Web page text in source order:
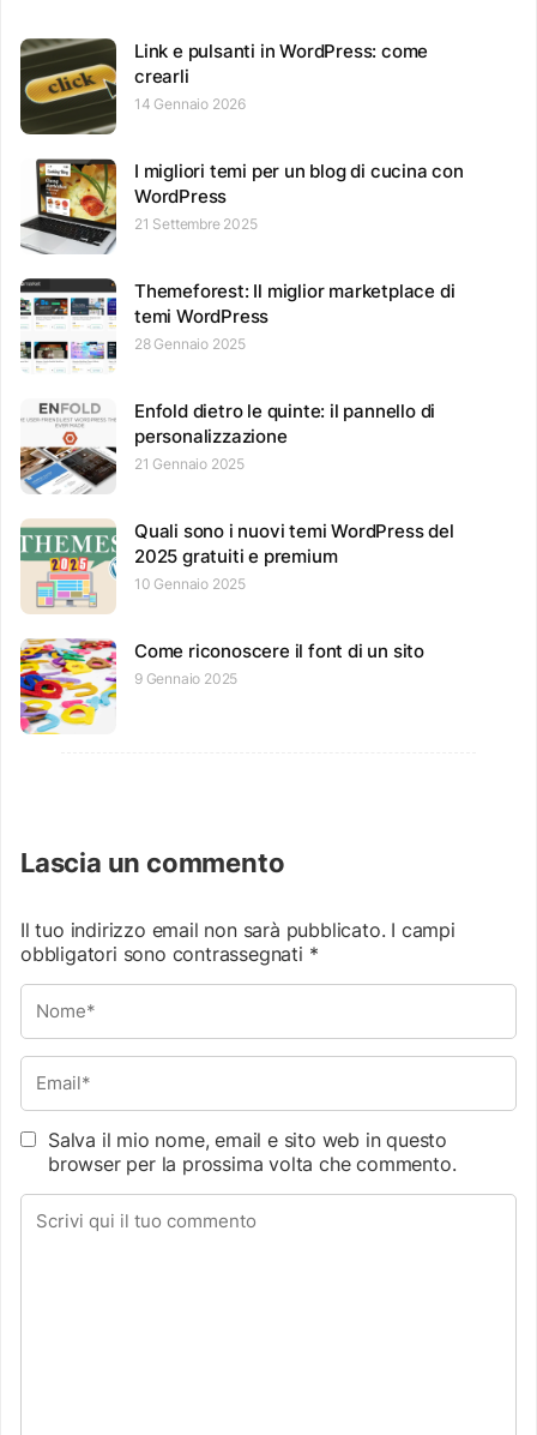
Link e pulsanti in WordPress: come
crearli
14 Gennaio 2026
I migliori temi per un blog di cucina con
WordPress
21 Settembre 2025
Themeforest: Il miglior marketplace di
temi WordPress
28 Gennaio 2025
Enfold dietro le quinte: il pannello di
personalizzazione
21 Gennaio 2025
Quali sono i nuovi temi WordPress del
2025 gratuiti e premium
10 Gennaio 2025
Come riconoscere il font di un sito
9 Gennaio 2025
Lascia un commento
Il tuo indirizzo email non sarà pubblicato. I campi
obbligatori sono contrassegnati *
Salva il mio nome, email e sito web in questo
browser per la prossima volta che commento.